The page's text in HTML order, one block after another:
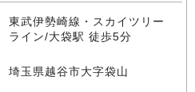
東武伊勢崎線・スカイツリー
ライン/大袋駅 徒歩5分
埼玉県越谷市大字袋山